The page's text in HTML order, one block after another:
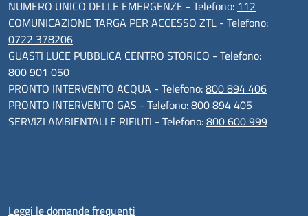
NUMERO UNICO DELLE EMERGENZE - Telefono: 112
COMUNICAZIONE TARGA PER ACCESSO ZTL - Telefono:
0722 378206
GUASTI LUCE PUBBLICA CENTRO STORICO - Telefono:
800 901 050
PRONTO INTERVENTO ACQUA - Telefono:800 894 406
PRONTO INTERVENTO GAS - Telefono:800 894 405
SERVIZI AMBIENTALI E RIFIUTI - Telefono:800 600 999
Leggi le domande frequenti